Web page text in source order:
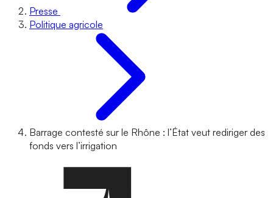
Presse
Politique agricole
Barrage contesté sur le Rhône : l’État veut rediriger des
fonds vers l’irrigation